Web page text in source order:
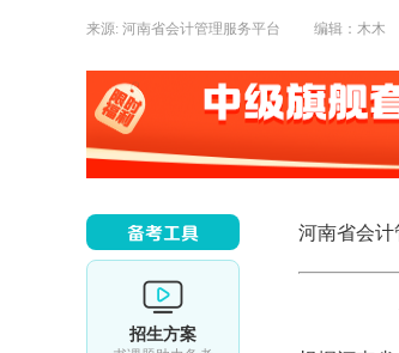
来源: 河南省会计管理服务平台 编辑：木木
招生方案
河南省会计